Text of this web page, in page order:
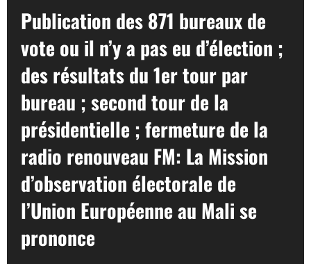
Publication des 871 bureaux de
vote ou il n’y a pas eu d’élection ;
des résultats du 1er tour par
bureau ; second tour de la
présidentielle ; fermeture de la
radio renouveau FM: La Mission
d’observation électorale de
l’Union Européenne au Mali se
prononce